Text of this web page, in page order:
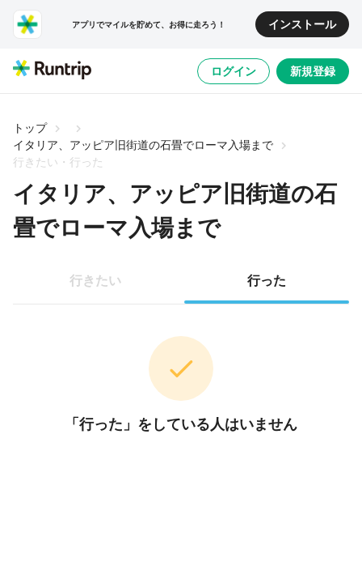
アプリでマイルを貯めて、お得に走ろう！ インストール
ログイン 新規登録
トップ
イタリア、アッピア旧街道の石畳でローマ入場まで
行きたい・行った
イタリア、アッピア旧街道の石
畳でローマ入場まで
行きたい 行った
「行った」をしている人はいません